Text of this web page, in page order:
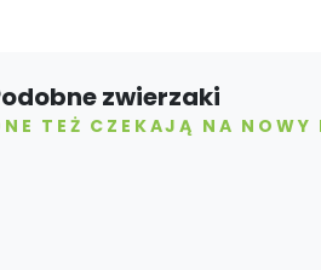
zwierzaki
TEŻ CZEKAJĄ NA NOWY